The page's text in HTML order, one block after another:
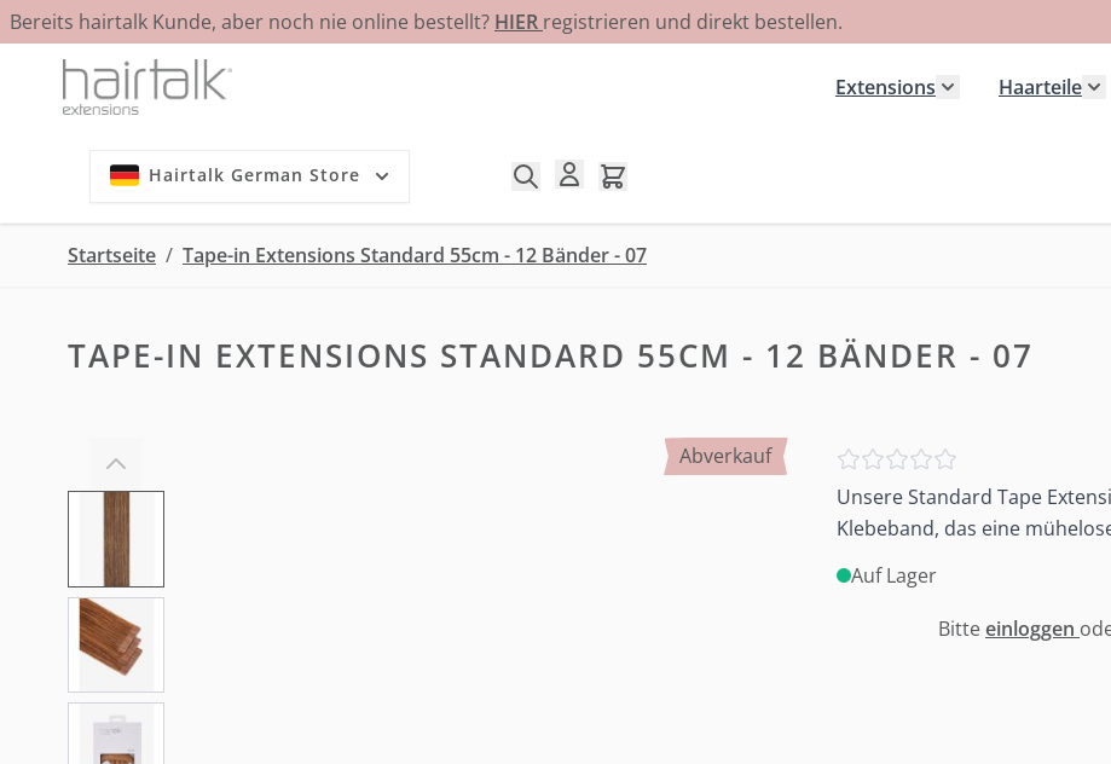
Bereits hairtalk Kunde, aber noch nie online bestellt? HIER registrieren und direkt bestellen.
Zum Inhalt springen
Extensions
Haarteile
Hairtalk German Store
Startseite / Tape-in Extensions Standard 55cm - 12 Bänder - 07
TAPE-IN EXTENSIONS STANDARD 55CM - 12 BÄNDER - 07
Abverkauf
View larger image
View larger image
View larger image
Unsere Standard Tape
Klebeband, das eine
Auf Lager
Bitteeinloggen